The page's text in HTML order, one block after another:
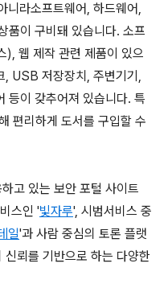
니라소프트웨어, 하드웨어,
품이 구비돼 있습니다. 소프
), 웹 제작 관련 제품이 있으
, USB 저장장치, 주변기기,
등이 갖추어져 있습니다. 특
편리하게 도서를 구입할 수
고 있는 보안 포털 사이트
스인 '빛자루', 시범서비스 중
일'과 사람 중심의 토론 플랫
뢰를 기반으로 하는 다양한